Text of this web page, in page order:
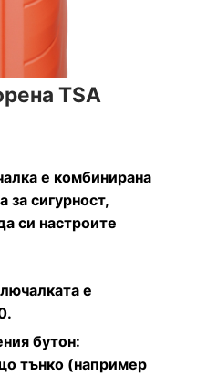
TSA
е комбинирана
за сигурност,
си настроите
е
бутон:
тънко (например